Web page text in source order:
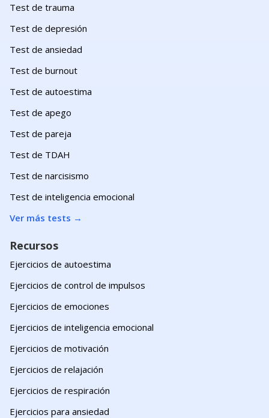
Test de trauma
Test de depresión
Test de ansiedad
Test de burnout
Test de autoestima
Test de apego
Test de pareja
Test de TDAH
Test de narcisismo
Test de inteligencia emocional
Ver más tests →
Recursos
Ejercicios de autoestima
Ejercicios de control de impulsos
Ejercicios de emociones
Ejercicios de inteligencia emocional
Ejercicios de motivación
Ejercicios de relajación
Ejercicios de respiración
Ejercicios para ansiedad